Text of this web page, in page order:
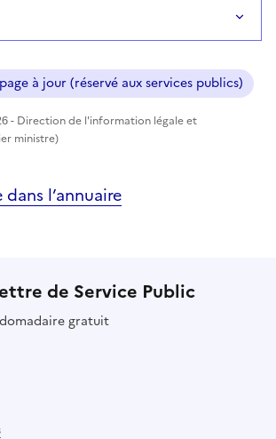
à jour (réservé aux services publics)
- Direction de l'information légale et
ministre)
dans l’annuaire
de Service Public
gratuit